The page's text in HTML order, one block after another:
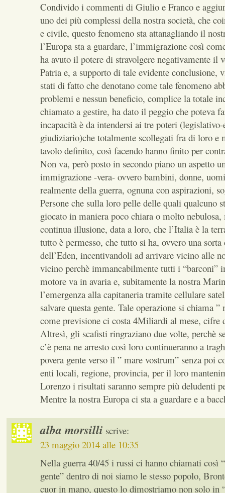
Condivido i commenti di Giulio e Franco e
uno dei più complessi della nostra società, che
e civile, questo fenomeno sta attanagliando il
l’Europa sta a guardare, l’immigrazione così
ha avuto il potere di stravolgere negativamente il
Patria e, a supporto di tale evidente conclusione,
stati di fatto che denotano come tale fenomeno
problemi e nessun beneficio, complice la totale
chiamato a gestire, ha dato il peggio che poteva
incapacità è da intendersi ai tre poteri (legislativo-
giudiziario)che totalmente scollegati fra di loro e
tavolo definito, così facendo hanno finito per
Non va, però posto in secondo piano un aspetto
immigrazione -vera- ovvero bambini, donne,
realmente della guerra, ognuna con aspirazioni,
Persone che sulla loro pelle delle quali qualcuno
giocato in maniera poco chiara o molto
continua illusione, data a loro, che l’Italia è la
tutto è permesso, che tutto si ha, ovvero una
dell’Eden, incentivandoli ad arrivare vicino alle
vicino perchè immancabilmente tutti i “barconi”
motore va in avaria e, subitamente la nostra
l’emergenza alla capitaneria tramite cellulare
salvare questa gente. Tale operazione si chiama ”
come previsione ci costa 4Miliardi al mese, cifre
Altresì, gli scafisti ringraziano due volte, perchè
c’è pena ne arresto così loro continueranno a
povera gente verso il ” mare vostrum” senza poi
enti locali, regione, provincia, per il loro
Lorenzo i risultati saranno sempre più deludenti
Mentre la nostra Europa ci sta a guardare e a
alba morsilli scrive:
23 maggio 2014 alle 10:35
Nella guerra 40/45 i russi ci hanno chiamati così
gente” dentro di noi siamo le stesso popolo,
cuor in mano, questo lo dimostriamo non solo in